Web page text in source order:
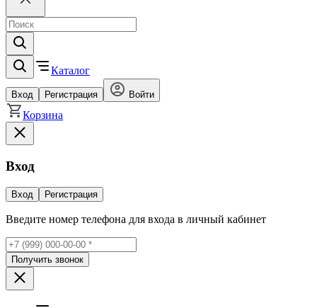
Каталог
Вход Регистрация Войти
Корзина
Вход
Вход Регистрация
Введите номер телефона для входа в личный кабинет
Получить звонок